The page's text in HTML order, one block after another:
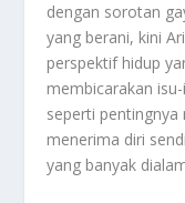
dengan sorotan
yang berani, kini
perspektif hidup
membicarakan
seperti
menerima diri
yang banyak